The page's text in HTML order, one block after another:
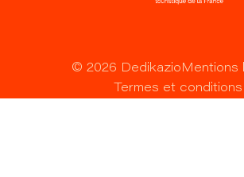
© 2026 DedikazioMentions
Termes et conditions